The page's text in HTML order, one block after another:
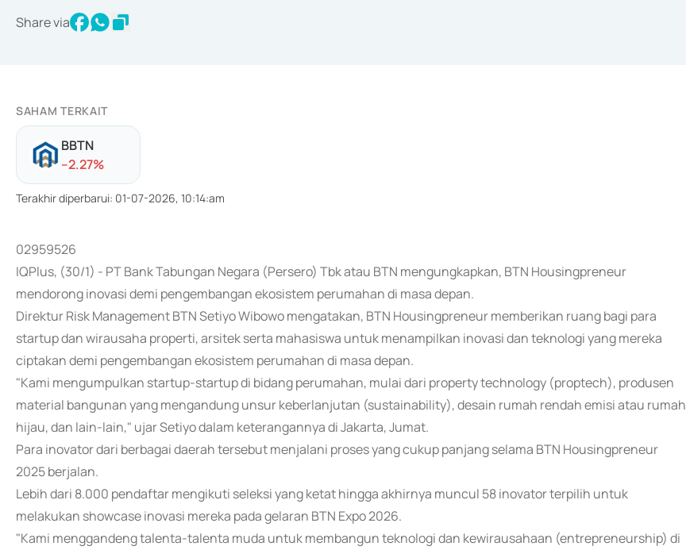
Share via
SAHAM TERKAIT
BBTN
--2.27%
Terakhir diperbarui: 01-07-2026, 10:14:am
02959526
IQPlus, (30/1) - PT Bank Tabungan Negara (Persero) Tbk atau BTN mengungkapkan, BTN Housingpreneur
mendorong inovasi demi pengembangan ekosistem perumahan di masa depan.
Direktur Risk Management BTN Setiyo Wibowo mengatakan, BTN Housingpreneur memberikan ruang bagi para
startup dan wirausaha properti, arsitek serta mahasiswa untuk menampilkan inovasi dan teknologi yang mereka
ciptakan demi pengembangan ekosistem perumahan di masa depan.
"Kami mengumpulkan startup-startup di bidang perumahan, mulai dari property technology (proptech), produsen
material bangunan yang mengandung unsur keberlanjutan (sustainability), desain rumah rendah emisi atau rumah
hijau, dan lain-lain," ujar Setiyo dalam keterangannya di Jakarta, Jumat.
Para inovator dari berbagai daerah tersebut menjalani proses yang cukup panjang selama BTN Housingpreneur
2025 berjalan.
Lebih dari 8.000 pendaftar mengikuti seleksi yang ketat hingga akhirnya muncul 58 inovator terpilih untuk
melakukan showcase inovasi mereka pada gelaran BTN Expo 2026.
"Kami menggandeng talenta-talenta muda untuk membangun teknologi dan kewirausahaan (entrepreneurship) di